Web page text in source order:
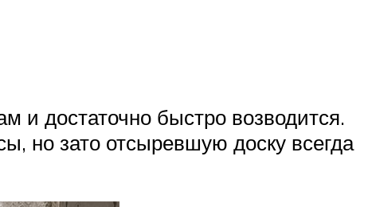
и достаточно быстро возводится.
но зато отсыревшую доску всегда